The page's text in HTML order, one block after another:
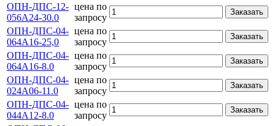
ОПН-ДПС-12-
056А24-30.0
цена по
запросу
Заказать
ОПН-ДПС-04-
064А16-25,0
цена по
запросу
Заказать
ОПН-ДПС-04-
064А16-8.0
цена по
запросу
Заказать
ОПН-ДПС-04-
024А06-11.0
цена по
запросу
Заказать
ОПН-ДПС-04-
044А12-8.0
цена по
запросу
Заказать